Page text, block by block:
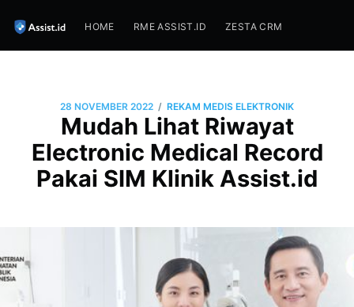
HOME RME ASSIST.ID ZESTA CRM
28 NOVEMBER 2022 / REKAM MEDIS ELEKTRONIK
Mudah Lihat Riwayat
Electronic Medical Record
Pakai SIM Klinik Assist.id